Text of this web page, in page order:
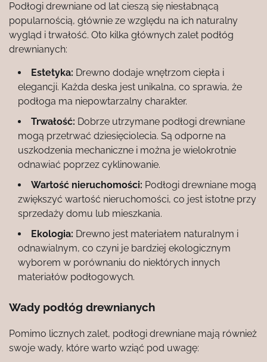
Podłogi drewniane od lat cieszą się niesłabnącą
popularnością, głównie ze względu na ich naturalny
wygląd i trwałość. Oto kilka głównych zalet podłóg
drewnianych:
Estetyka: Drewno dodaje wnętrzom ciepła i
elegancji. Każda deska jest unikalna, co sprawia, że
podłoga ma niepowtarzalny charakter.
Trwałość: Dobrze utrzymane podłogi drewniane
mogą przetrwać dziesięciolecia. Są odporne na
uszkodzenia mechaniczne i można je wielokrotnie
odnawiać poprzez cyklinowanie.
Wartość nieruchomości: Podłogi drewniane mogą
zwiększyć wartość nieruchomości, co jest istotne przy
sprzedaży domu lub mieszkania.
Ekologia: Drewno jest materiałem naturalnym i
odnawialnym, co czyni je bardziej ekologicznym
wyborem w porównaniu do niektórych innych
materiałów podłogowych.
Wady podłóg drewnianych
Pomimo licznych zalet, podłogi drewniane mają również
swoje wady, które warto wziąć pod uwagę: